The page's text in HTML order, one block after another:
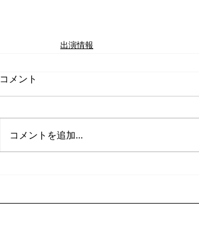
出演情報
コメント
コメントを追加…